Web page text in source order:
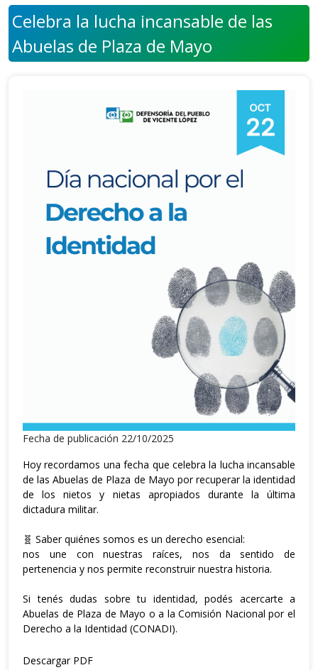
Celebra la lucha incansable de las
Abuelas de Plaza de Mayo
Fecha de publicación 22/10/2025
Hoy recordamos una fecha que celebra la lucha incansable
de las Abuelas de Plaza de Mayo por recuperar la identidad
de los nietos y nietas apropiados durante la última
dictadura militar.
🧬 Saber quiénes somos es un derecho esencial:
nos une con nuestras raíces, nos da sentido de
pertenencia y nos permite reconstruir nuestra historia.
Si tenés dudas sobre tu identidad, podés acercarte a
Abuelas de Plaza de Mayo o a la Comisión Nacional por el
Derecho a la Identidad (CONADI).
Descargar PDF